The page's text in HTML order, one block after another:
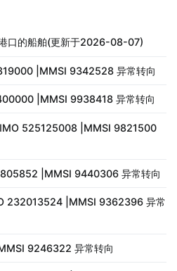
口的船舶(更新于2026-08-07)
|MMSI 9342528 异常转向
|MMSI 9938418 异常转向
525125008 |MMSI 9821500
|MMSI 9440306 异常转向
232013524 |MMSI 9362396 异常
9246322 异常转向